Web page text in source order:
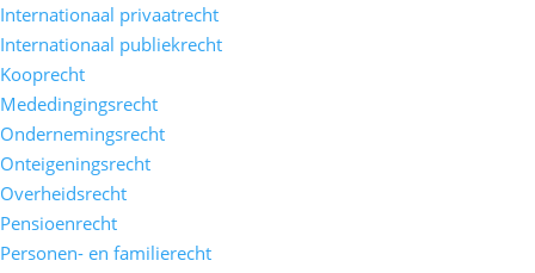
Internationaal privaatrecht
Internationaal publiekrecht
Kooprecht
Mededingingsrecht
Ondernemingsrecht
Onteigeningsrecht
Overheidsrecht
Pensioenrecht
Personen- en familierecht